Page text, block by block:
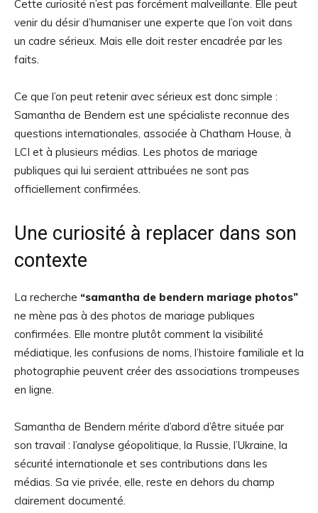
Cette curiosité n’est pas forcément malveillante. Elle peut
venir du désir d’humaniser une experte que l’on voit dans
un cadre sérieux. Mais elle doit rester encadrée par les
faits.
Ce que l’on peut retenir avec sérieux est donc simple :
Samantha de Bendern est une spécialiste reconnue des
questions internationales, associée à Chatham House, à
LCI et à plusieurs médias. Les photos de mariage
publiques qui lui seraient attribuées ne sont pas
officiellement confirmées.
Une curiosité à replacer dans son
contexte
La recherche “samantha de bendern mariage photos”
ne mène pas à des photos de mariage publiques
confirmées. Elle montre plutôt comment la visibilité
médiatique, les confusions de noms, l’histoire familiale et la
photographie peuvent créer des associations trompeuses
en ligne.
Samantha de Bendern mérite d’abord d’être située par
son travail : l’analyse géopolitique, la Russie, l’Ukraine, la
sécurité internationale et ses contributions dans les
médias. Sa vie privée, elle, reste en dehors du champ
clairement documenté.